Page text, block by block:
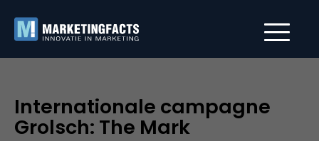
Internationale campagne
Grolsch: The Mark